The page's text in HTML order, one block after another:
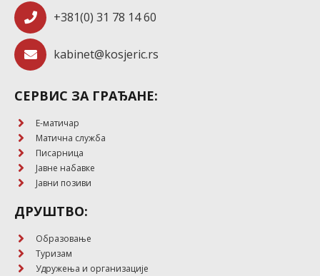
+381(0) 31 78 14 60
kabinet@kosjeric.rs
СЕРВИС ЗА ГРАЂАНЕ:
E-матичар
Матична служба
Писарница
Јавне набавке
Јавни позиви
ДРУШТВО:
Образовање
Туризам
Удружења и организације